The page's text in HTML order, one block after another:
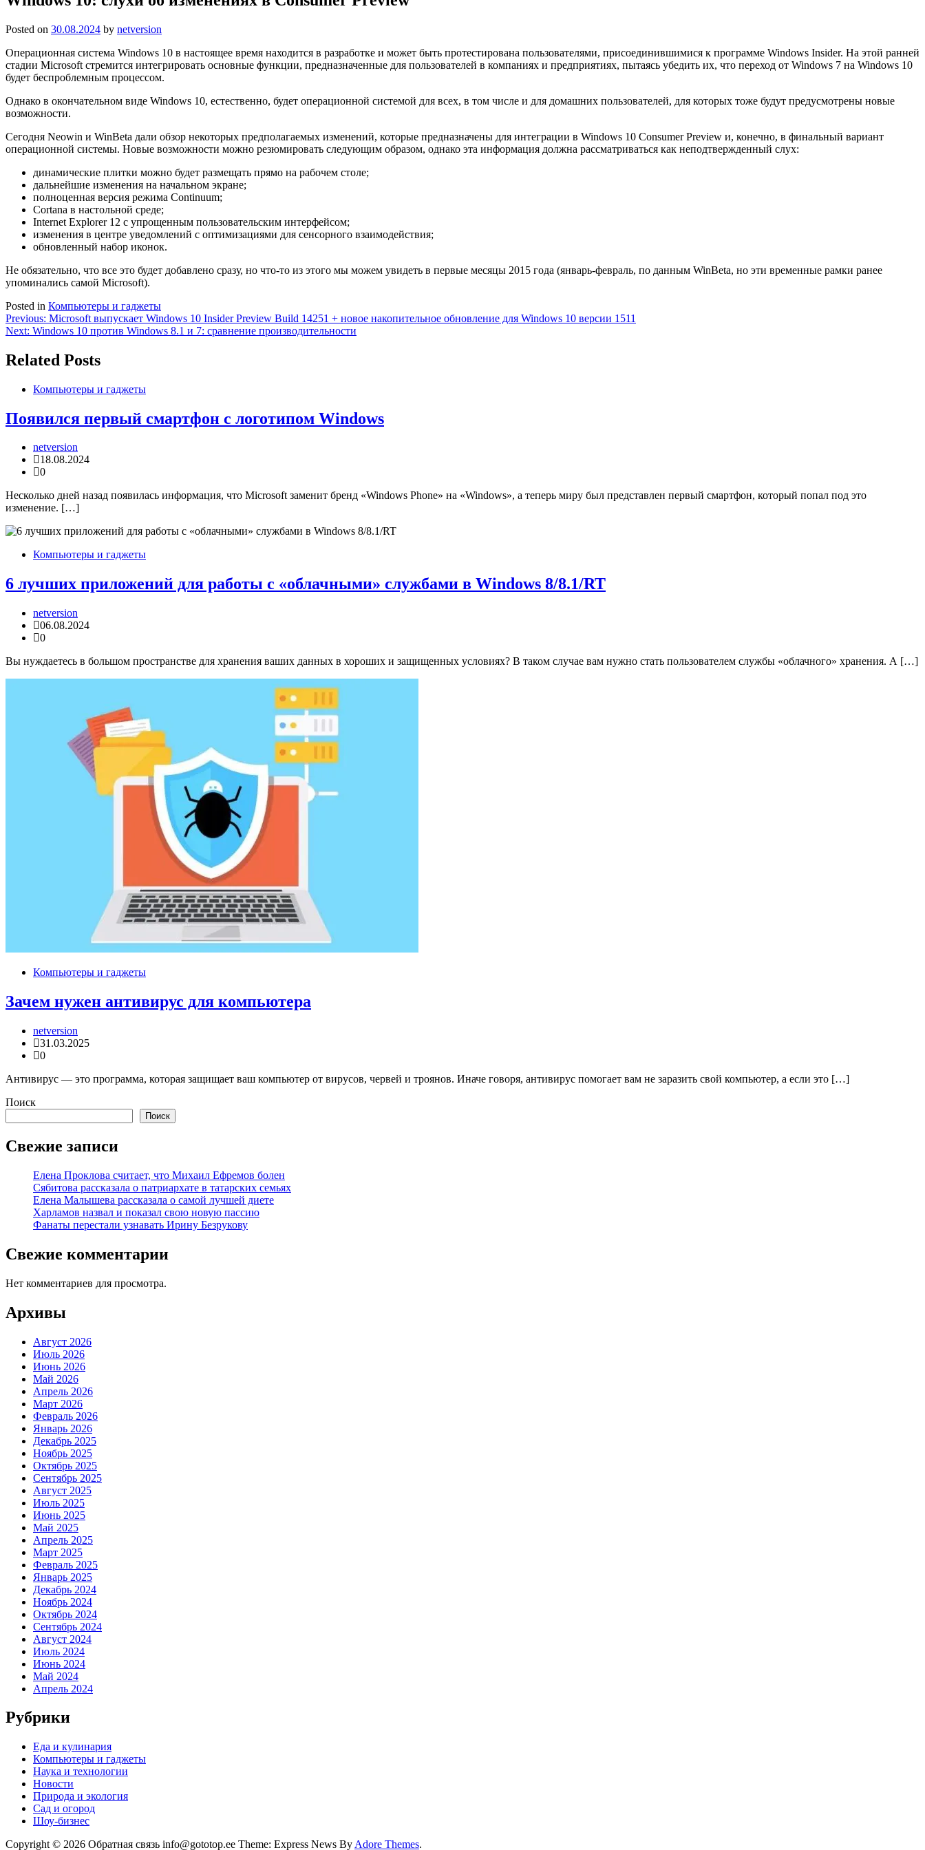
Posted on 30.08.2024 by netversion
Операционная система Windows 10 в настоящее время находится в разработке и может быть протестирована пользователями, присоединившимися к программе Windows Insider. На этой ранней
стадии Microsoft стремится интегрировать основные функции, предназначенные для пользователей в компаниях и предприятиях, пытаясь убедить их, что переход от Windows 7 на Windows 10
будет беспроблемным процессом.
Однако в окончательном виде Windows 10, естественно, будет операционной системой для всех, в том числе и для домашних пользователей, для которых тоже будут предусмотрены новые
возможности.
Сегодня Neowin и WinBeta дали обзор некоторых предполагаемых изменений, которые предназначены для интеграции в Windows 10 Consumer Preview и, конечно, в финальный вариант
операционной системы. Новые возможности можно резюмировать следующим образом, однако эта информация должна рассматриваться как неподтвержденный слух:
динамические плитки можно будет размещать прямо на рабочем столе;
дальнейшие изменения на начальном экране;
полноценная версия режима Continuum;
Cortana в настольной среде;
Internet Explorer 12 с упрощенным пользовательским интерфейсом;
изменения в центре уведомлений с оптимизациями для сенсорного взаимодействия;
обновленный набор иконок.
Не обязательно, что все это будет добавлено сразу, но что-то из этого мы можем увидеть в первые месяцы 2015 года (январь-февраль, по данным WinBeta, но эти временные рамки ранее
упоминались самой Microsoft).
Posted in Компьютеры и гаджеты
Навигация
по
записям
Previous: Microsoft выпускает Windows 10 Insider Preview Build 14251 + новое накопительное обновление для Windows 10 версии 1511
Next: Windows 10 против Windows 8.1 и 7: сравнение производительности
Related Posts
Компьютеры и гаджеты
Появился первый смартфон с логотипом Windows
netversion
18.08.2024
0
Несколько дней назад появилась информация, что Microsoft заменит бренд «Windows Phone» на «Windows», а теперь миру был представлен первый смартфон, который попал под это
изменение. […]
Компьютеры и гаджеты
6 лучших приложений для работы с «облачными» службами в Windows 8/8.1/RT
netversion
06.08.2024
0
Вы нуждаетесь в большом пространстве для хранения ваших данных в хороших и защищенных условиях? В таком случае вам нужно стать пользователем службы «облачного» хранения. А […]
Компьютеры и гаджеты
Зачем нужен антивирус для компьютера
netversion
31.03.2025
0
Антивирус — это программа, которая защищает ваш компьютер от вирусов, червей и троянов. Иначе говоря, антивирус помогает вам не заразить свой компьютер, а если это […]
Поиск
Поиск
Свежие записи
Елена Проклова считает, что Михаил Ефремов болен
Сябитова рассказала о патриархате в татарских семьях
Елена Малышева рассказала о самой лучшей диете
Харламов назвал и показал свою новую пассию
Фанаты перестали узнавать Ирину Безрукову
Свежие комментарии
Нет комментариев для просмотра.
Архивы
Август 2026
Июль 2026
Июнь 2026
Май 2026
Апрель 2026
Март 2026
Февраль 2026
Январь 2026
Декабрь 2025
Ноябрь 2025
Октябрь 2025
Сентябрь 2025
Август 2025
Июль 2025
Июнь 2025
Май 2025
Апрель 2025
Март 2025
Февраль 2025
Январь 2025
Декабрь 2024
Ноябрь 2024
Октябрь 2024
Сентябрь 2024
Август 2024
Июль 2024
Июнь 2024
Май 2024
Апрель 2024
Рубрики
Еда и кулинария
Компьютеры и гаджеты
Наука и технологии
Новости
Природа и экология
Сад и огород
Шоу-бизнес
Copyright © 2026 Обратная связь info@gototop.ee Theme: Express News By Adore Themes.